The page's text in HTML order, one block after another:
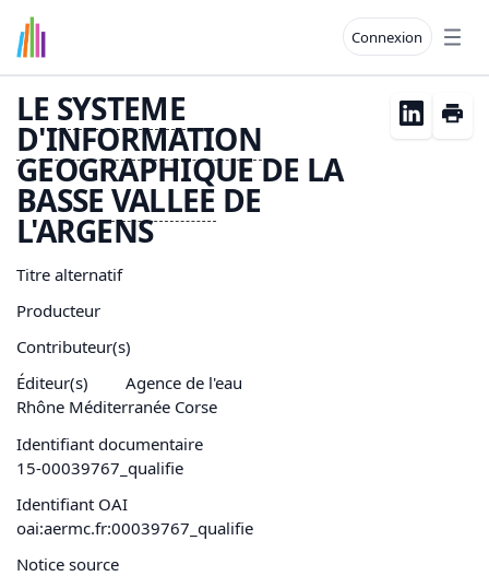
Connexion
LE SYSTEME
D'INFORMATION
GEOGRAPHIQUE DE LA
BASSE VALLEE DE
L'ARGENS
Titre alternatif
Producteur
Contributeur(s)
Éditeur(s)
Agence de l'eau
Rhône Méditerranée Corse
Identifiant documentaire
15-00039767_qualifie
Identifiant OAI
oai:aermc.fr:00039767_qualifie
Notice source